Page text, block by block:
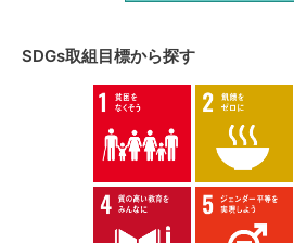
ン
SDGs取組目標から探す